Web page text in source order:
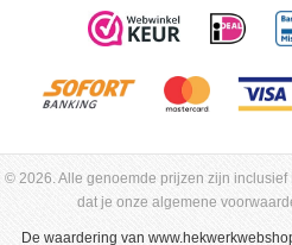
© 2026. Alle genoemde prijzen zijn inclusief
dat je onze algemene
De waardering van